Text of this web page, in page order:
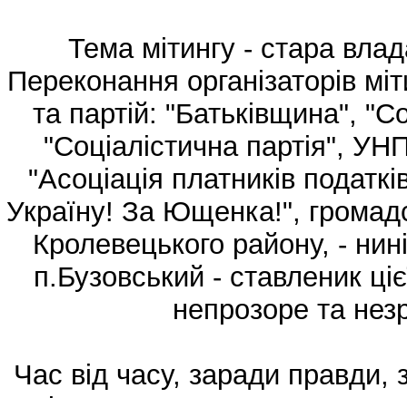
Тема мітингу - стара
Переконання організаторів
та партій: "Батьківщина",
"Соціалістична партія",
"Асоціація платників
Україну! За Ющенка!",
Кролевецького району, -
п.Бузовський - ставленик
непрозоре та
Час від часу, заради правди,